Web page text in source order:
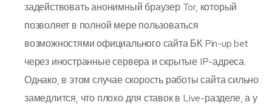
задействовать анонимный браузер Tor, который
позволяет в полной мере пользоваться
возможностями официального сайта БК Pin-up bet
через иностранные сервера и скрытые IP-адреса.
Однако, в этом случае скорость работы сайта сильно
замедлится, что плохо для ставок в Live-разделе, а у